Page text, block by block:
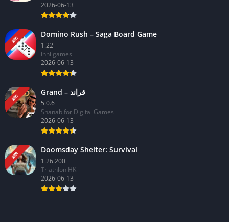
2026-06-13
新的
Domino Rush – Saga Board Game
1.22
inhi games
2026-06-13
新的
Grand – قراند
5.0.6
Shanab for Digital Games
2026-06-13
新的
Doomsday Shelter: Survival
1.26.200
Triathlon HK
2026-06-13